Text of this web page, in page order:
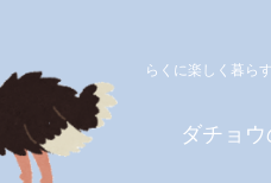
らくに楽しく暮ら
ダチョ